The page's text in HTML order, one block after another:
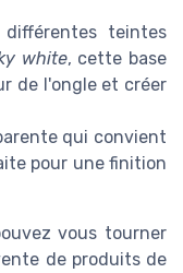
teintes
white, cette base
de l'ongle et créer
qui convient
pour une finition
vous tourner
de produits de